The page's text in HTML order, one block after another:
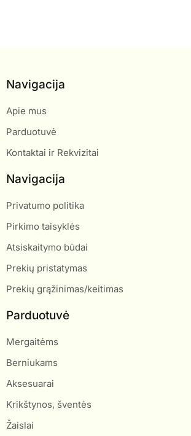
Navigacija
Apie mus
Parduotuvė
Kontaktai ir Rekvizitai
Navigacija
Privatumo politika
Pirkimo taisyklės
Atsiskaitymo būdai
Prekių pristatymas
Prekių grąžinimas/keitimas
Parduotuvė
Mergaitėms
Berniukams
Aksesuarai
Krikštynos, šventės
Žaislai